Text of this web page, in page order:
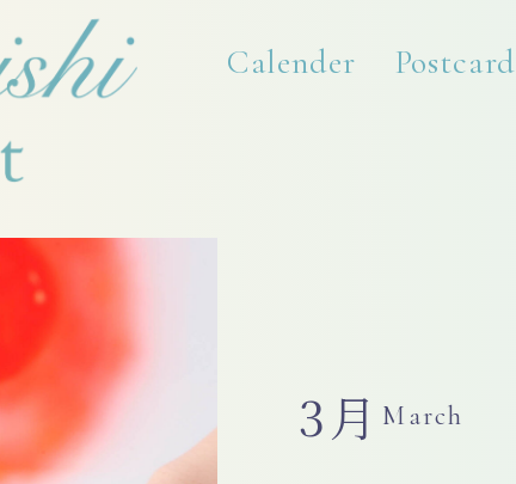
Calender Postcard
3月 March